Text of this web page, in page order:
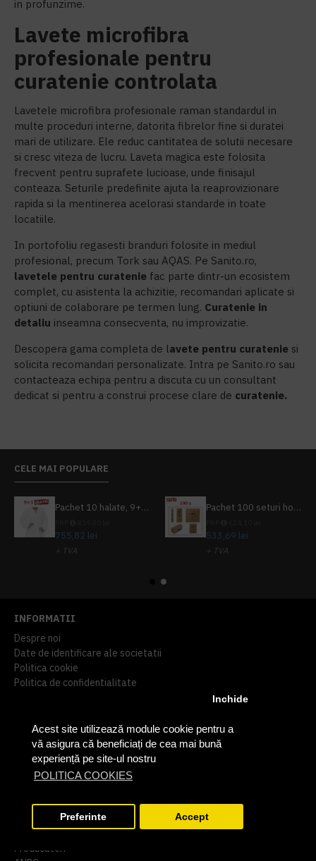
Acest site utilizează module cookie pentru a
vă asigura că beneficiați de cea mai bună
experiență pe site-ul nostru
POLITICA COOKIES
Inchide
Preferinte Accept
in profunzime.
Lavete microfibra
profesionale pentru
curatenie controlata
Lavetele microfibra profesionale raman standardul in
multe proceduri interne, datorita fibrelor fine si duratei
mari de utilizare. Ele reduc cantitatea de solutii necesare
si cresc viteza de lucru. Laveta magica este folosita
frecvent pentru suprafete lucioase, unde finisajul
conteaza. Seturile predefinite ajuta la reaprovizionare
rapida si la mentinerea acelorasi standarde in toate
locatiile.
In portofoliu regasesti branduri folosite in mediul
profesional, precum Tork sau AQAS. Pe Sanito.ro,
lavetele pentru curatenie fac parte dintr-un ecosistem
complet, cu asistenta la achizitie, recomandari aplicate si
optiuni de colaborare pe termen lung. Curatenie in
detaliu inseamna consecventa, nu improvizatie.
Descopera gama completa de lavete pentru curatenie si
solicita recomandari personalizate. Intra pe Sanito.ro sau
contacteaza echipa pentru a discuta cu un consultant
dedicat si pentru a construi procese clare de curatenie.
CELE MAI POPULARE
Pachet 10 halate, 9+1 gratuit
755,82 lei
+ TVA
Pachet 100 seturi hoteliere, set dentar, set barbierit, casca de dus, pila unghii, set cusut
533,69 lei
+ TVA
INFORMATII
Despre noi
Date de identificare ale societatii
Politica cookie
Politica de confidentialitate
Cum comand
Certificari ISO
EXTRA
Returnari
Cautare avansata
Producatori
FILTRARE PRODUSE